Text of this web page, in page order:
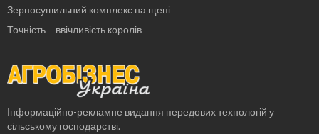
Зерносушильний комплекс на щепі
Точність – ввічливість королів
Інформаційно-рекламне видання передових технологій у
сільському господарстві.